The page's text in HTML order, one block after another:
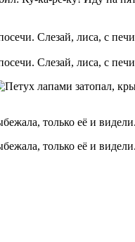
Слезай, лиса, с
Слезай, лиса, с
только её и